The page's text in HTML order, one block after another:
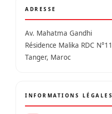
ADRESSE
Av. Mahatma Gandhi
Résidence Malika RDC N°11
Tanger, Maroc
INFORMATIONS LÉGALES